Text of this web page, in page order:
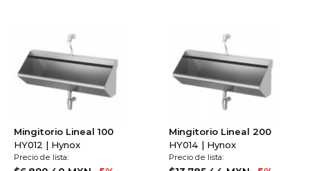
Mingitorio Lineal 100
HY012 | Hynox
Precio de lista:
Mingitorio Lineal 200
HY014 | Hynox
Precio de lista: